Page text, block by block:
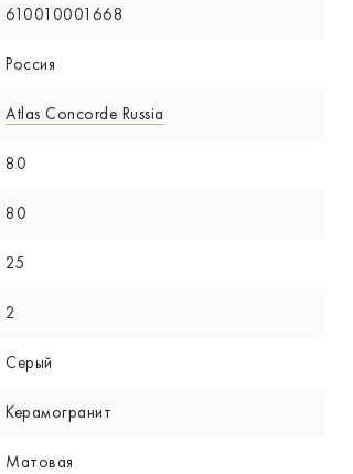
610010001668
Россия
Atlas Concorde Russia
80
80
25
2
Серый
Керамогранит
Матовая